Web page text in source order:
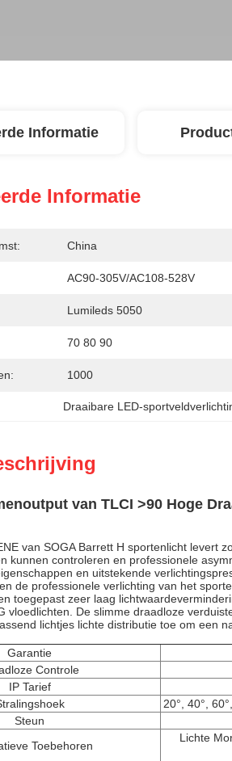
Informatie
Informatie
China
AC90-305V/AC108-528V
Lumileds 5050
70 80 90
1000
Draaibare LED-
van TLCI >90 Hoge
van SOGA Barrett H sportenlicht levert
kunnen controleren en professionele
en uitstekende
de professionele verlichting van het
toegepast zeer laag
vloedlichten. De slimme draadloze
lichtjes lichte distributie toe om een
Garantie
Controle
IP Tarief
20°, 40°,
Steun
Toebehoren
Lichte